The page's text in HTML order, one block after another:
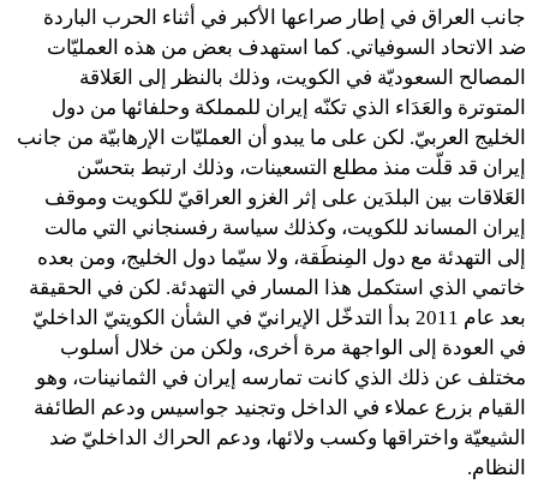
جانب العراق في إطار صراعها الأكبر في أثناء الحرب الباردة
ضد الاتحاد السوفياتي. كما استهدف بعض من هذه العمليّات
المصالح السعوديّة في الكويت، وذلك بالنظر إلى العَلاقة
المتوترة والعَدَاء الذي تكنّه إيران للمملكة وحلفائها من دول
الخليج العربيّ. لكن على ما يبدو أن العمليّات الإرهابيّة من جانب
إيران قد قلّت منذ مطلع التسعينات، وذلك ارتبط بتحسّن
العَلاقات بين البلدَين على إثر الغزو العراقيّ للكويت وموقف
إيران المساند للكويت، وكذلك سياسة رفسنجاني التي مالت
إلى التهدئة مع دول المِنطَقة، ولا سيّما دول الخليج، ومن بعده
خاتمي الذي استكمل هذا المسار في التهدئة. لكن في الحقيقة
بعد عام 2011 بدأ التدخّل الإيرانيّ في الشأن الكويتيّ الداخليّ
في العودة إلى الواجهة مرة أخرى، ولكن من خلال أسلوب
مختلف عن ذلك الذي كانت تمارسه إيران في الثمانينات، وهو
القيام بزرع عملاء في الداخل وتجنيد جواسيس ودعم الطائفة
الشيعيّة واختراقها وكسب ولائها، ودعم الحراك الداخليّ ضد
النظام.